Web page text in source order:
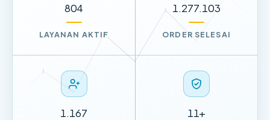
804
LAYANAN AKTIF
1.277.103
ORDER SELESAI
1.167 11+